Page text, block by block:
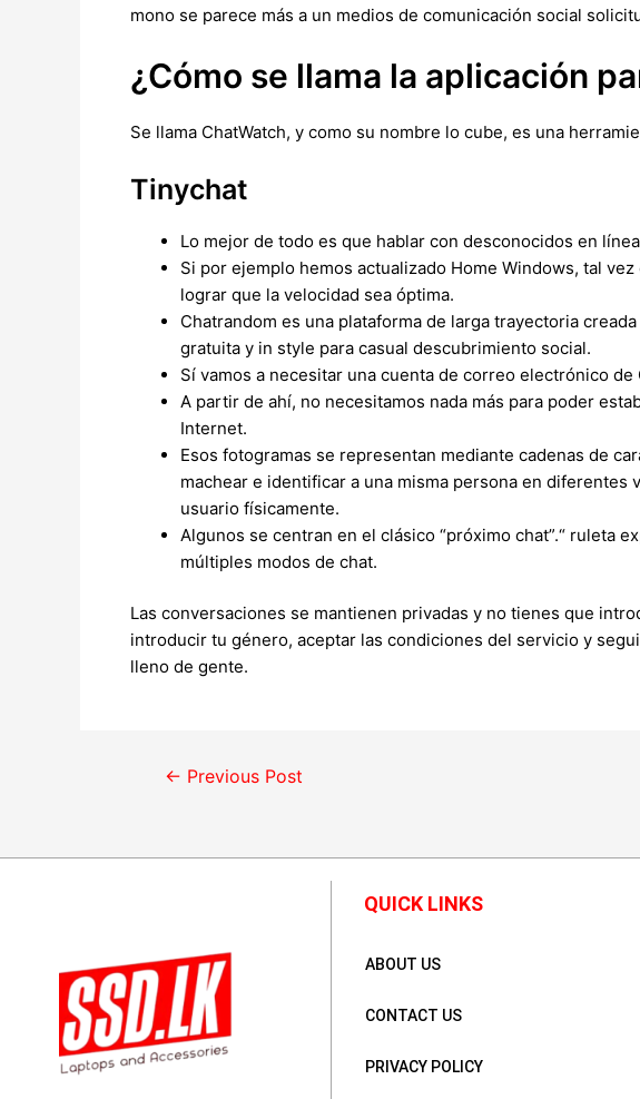
mono se parece más a un medios de comunicación social
¿Cómo se llama la aplicación
Se llama ChatWatch, y como su nombre lo cube, es una
Tinychat
Lo mejor de todo es que hablar con desconocidos en
Si por ejemplo hemos actualizado Home Windows, tal
lograr que la velocidad sea óptima.
Chatrandom es una plataforma de larga trayectoria
gratuita y in style para casual descubrimiento social.
Sí vamos a necesitar una cuenta de correo electrónico
A partir de ahí, no necesitamos nada más para poder
Internet.
Esos fotogramas se representan mediante cadenas de
machear e identificar a una misma persona en
usuario físicamente.
Algunos se centran en el clásico “próximo chat”.“ ruleta
múltiples modos de chat.
Las conversaciones se mantienen privadas y no tienes que
introducir tu género, aceptar las condiciones del servicio y
lleno de gente.
← Previous Post
QUICK LINKS
ABOUT US
CONTACT US
PRIVACY POLICY